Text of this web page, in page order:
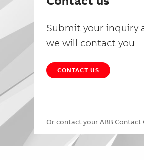
Submit your inquiry
we will contact you
CONTACT US
Or contact your ABB Contact